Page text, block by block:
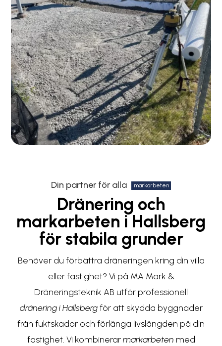
Din partner för alla markarbeten
Dränering och
markarbeten i Hallsberg
för stabila grunder
Behöver du förbättra dräneringen kring din villa
eller fastighet? Vi på MA Mark &
Dräneringsteknik AB utför professionell
dränering i Hallsbergför att skydda byggnader
från fuktskador och förlänga livslängden på din
fastighet. Vi kombinerarmarkarbeten med